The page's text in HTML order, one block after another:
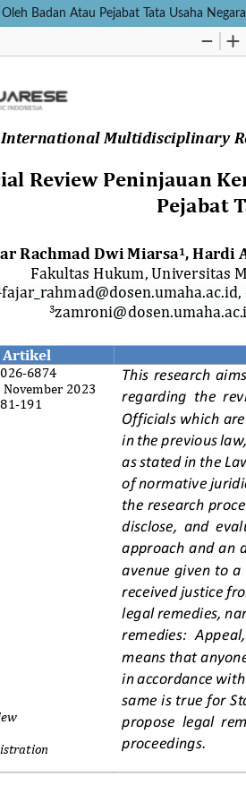
Badan Atau Pejabat Tata Usaha Negara